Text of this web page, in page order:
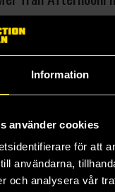
Information
använder cookies
för att
användarna,
och analysera vår
Sugar Sweet Whaleshark Plush Keychain